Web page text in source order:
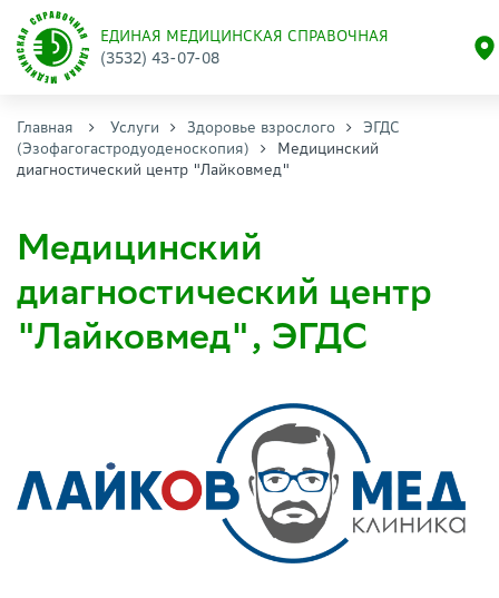
ЕДИНАЯ МЕДИЦИНСКАЯ СПРАВОЧНАЯ
(3532) 43-07-08
Главная Услуги Здоровье взрослого
ЭГДС
(Эзофагогастродуоденоскопия)
Медицинский
диагностический центр "Лайковмед"
Медицинский
диагностический центр
"Лайковмед", ЭГДС